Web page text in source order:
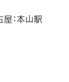
：本山駅